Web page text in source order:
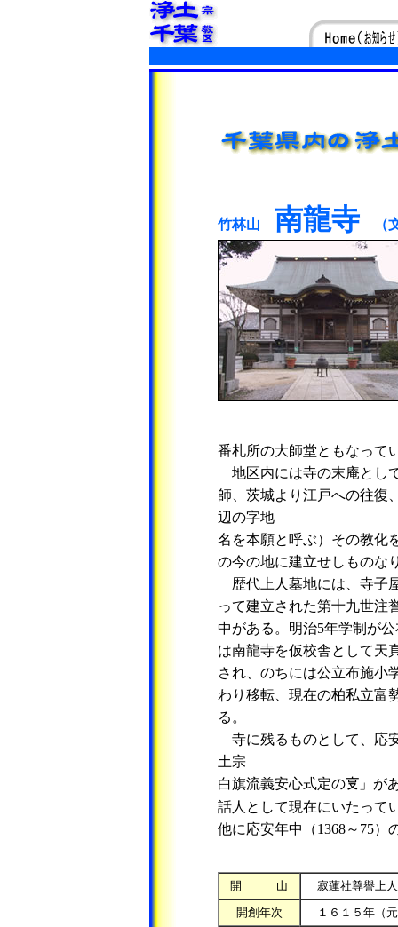
竹林山 南龍寺（
番札所の大師堂ともなって
地区内には寺の末庵とし
師、茨城より江戸への往復
辺の字地
名を本願と呼ぶ）その教化
の今の地に建立せしものな
歴代上人墓地には、寺子
って建立された第十九世注
中がある。明治5年学制が
は南龍寺を仮校舎として天
され、のちには公立布施小
わり移転、現在の柏私立富
る。
寺に残るものとして、応
土宗
白旗流義安心式定の
」が
話人として現在にいたって
他に応安年中（1368～75）
開 山
寂蓮社尊譽上
開創年次
１６１５年（